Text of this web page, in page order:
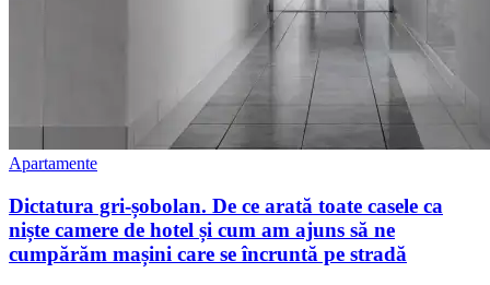
Apartamente
Dictatura gri-șobolan. De ce arată toate casele ca
niște camere de hotel și cum am ajuns să ne
cumpărăm mașini care se încruntă pe stradă